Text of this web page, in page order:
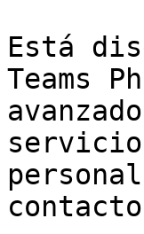
Está
Teams